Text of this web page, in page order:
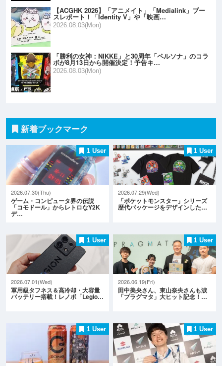
【ACGHK 2026】「アニメイト」「Medialink」ブー
スレポート！「Identity V」や「映画…
2026.08.03(Mon)
「勝利の女神：NIKKE」と30周年「ペルソナ」のコラ
ボが8月13日から開催決定！予告キ…
2026.08.03(Mon)
新着ブックマーク
1 User
2026.07.30(Thu)
ゲーム・コンピュータ界の伝説
「コモドール」からレトロなY2K
デ…
1 User
2026.07.29(Wed)
「ポケットモンスター」シリーズ
歴代パッケージをデザインした…
1 User
2026.07.01(Wed)
軍用級タフネス＆高冷却・大容量
バッテリー搭載！レノボ「Legio…
1 User
2026.06.19(Fri)
田中美央さん、東山奈央さんも涙
「プラグマタ」大ヒット記念！…
1 User 1 User